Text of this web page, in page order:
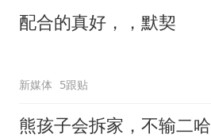
配合的真好，，默契
新媒体 5跟贴
熊孩子会拆家，不输二哈